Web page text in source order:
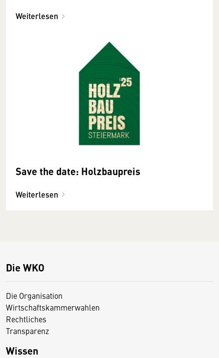
Weiterlesen
Save the date: Holzbaupreis
Weiterlesen
Die WKO
Die Organisation
Wirtschaftskammerwahlen
Rechtliches
Transparenz
Wissen